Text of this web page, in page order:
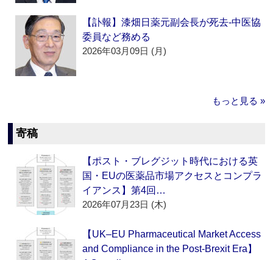
【訃報】漆畑日薬元副会長が死去‐中医協
委員など務める
2026年03月09日 (月)
もっと見る »
寄稿
【ポスト・ブレグジット時代における英
国・EUの医薬品市場アクセスとコンプラ
イアンス】第4回…
2026年07月23日 (木)
【UK–EU Pharmaceutical Market Access
and Compliance in the Post-Brexit Era】